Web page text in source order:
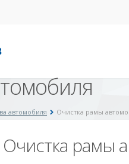
автомобиля Очистка рамы
Очистка рамы